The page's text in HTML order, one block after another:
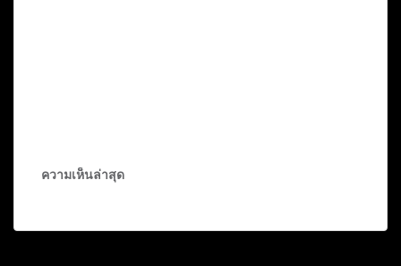
ความเห็นล่าสุด